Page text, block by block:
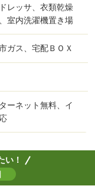
レッサ、衣類乾燥
室内洗濯機置き場
ガス、宅配ＢＯＸ
ーネット無料、イ
い！